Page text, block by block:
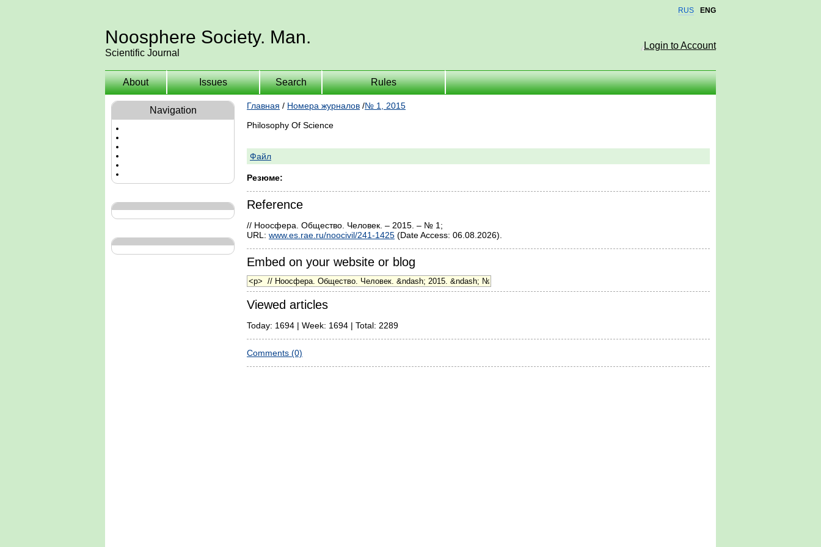
RUS ENG
Noosphere Society. Man.
Scientific Journal
Login to Account
About Issues Search Rules
Navigation Главная / Номера журналов /№ 1, 2015
Philosophy Of Science
Файл
Резюме:
Reference
// Ноосфера. Общество. Человек. – 2015. – № 1;
URL: www.es.rae.ru/noocivil/241-1425 (Date Access: 06.08.2026).
Embed on your website or blog
Viewed articles
Today: 1694 | Week: 1694 | Total: 2289
Comments (0)